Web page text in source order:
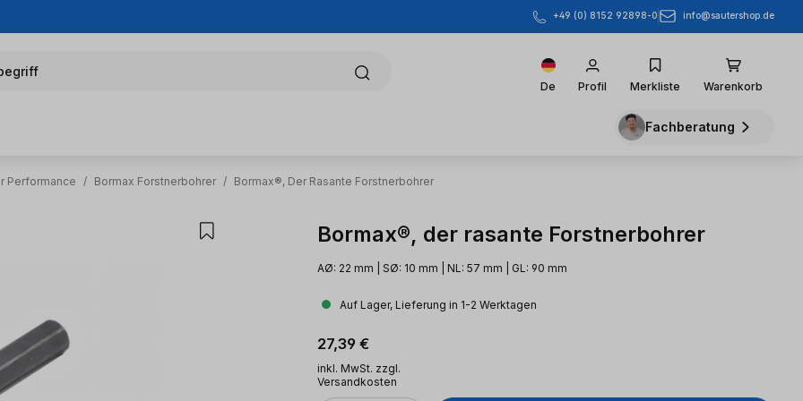
+49 (0) 8152 92898-0 info@sautershop.de
De Profil Merkliste Warenkorb
Fachberatung
Performance / Bormax Forstnerbohrer / Bormax®, Der Rasante Forstnerbohrer
Bormax®, der rasante Forstnerbohrer
AØ: 22 mm | SØ: 10 mm | NL: 57 mm | GL: 90 mm
Auf Lager, Lieferung in 1-2 Werktagen
Regulärer Preis:
27,39 €
inkl. MwSt. zzgl.
Versandkosten